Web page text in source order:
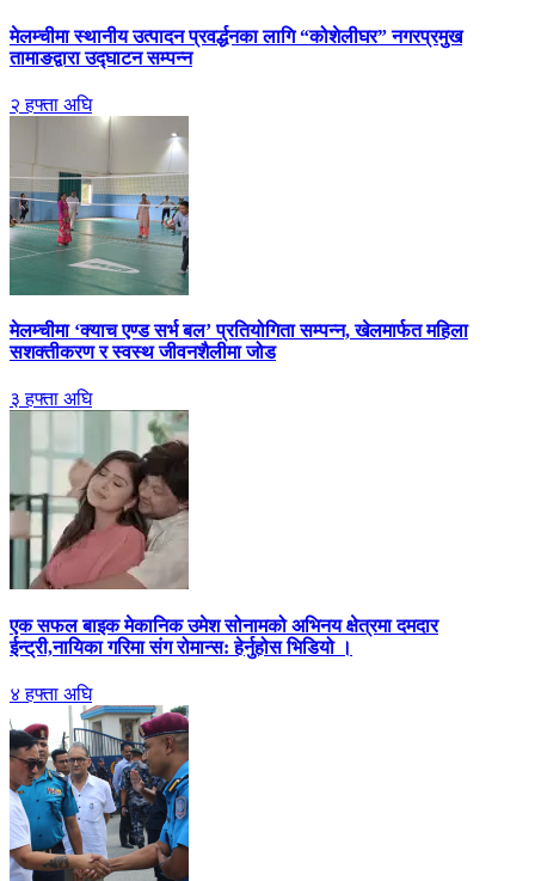
मेलम्चीमा स्थानीय उत्पादन प्रवर्द्धनका लागि “कोशेलीघर” नगरप्रमुख
तामाङद्वारा उद्घाटन सम्पन्न
२ हफ्ता अघि
मेलम्चीमा ‘क्याच एण्ड सर्भ बल’ प्रतियोगिता सम्पन्न, खेलमार्फत महिला
सशक्तीकरण र स्वस्थ जीवनशैलीमा जोड
३ हफ्ता अघि
एक सफल बाइक मेकानिक उमेश सोनामको अभिनय क्षेत्रमा दमदार
ईन्ट्री,नायिका गरिमा संग रोमान्स: हेर्नुहोस भिडियो ।
४ हफ्ता अघि